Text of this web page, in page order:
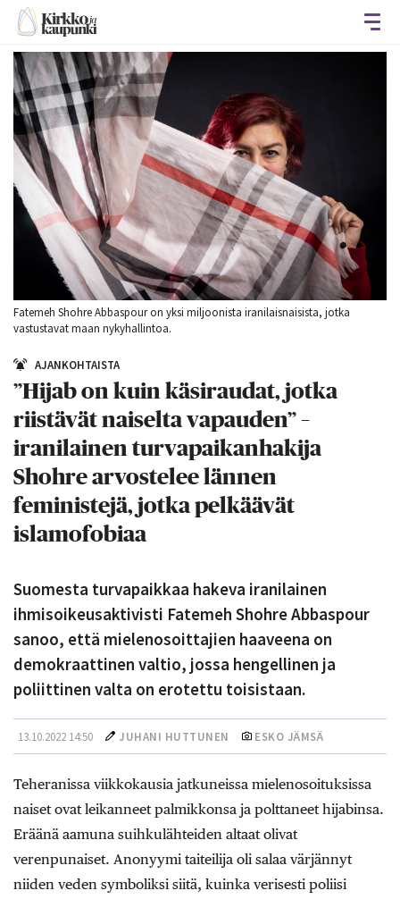
Fatemeh Shohre Abbaspour on yksi miljoonista iranilaisnaisista, jotka
vastustavat maan nykyhallintoa.
AJANKOHTAISTA
”Hijab on kuin käsiraudat, jotka
riistävät naiselta vapauden” –
iranilainen turvapaikanhakija
Shohre arvostelee lännen
feministejä, jotka pelkäävät
islamofobiaa
Suomesta turvapaikkaa hakeva iranilainen
ihmisoikeusaktivisti Fatemeh Shohre Abbaspour
sanoo, että mielenosoittajien haaveena on
demokraattinen valtio, jossa hengellinen ja
poliittinen valta on erotettu toisistaan.
13.10.2022 14:50 JUHANI HUTTUNEN ESKO JÄMSÄ
Teheranissa viikkokausia jatkuneissa mielenosoituksissa
naiset ovat leikanneet palmikkonsa ja polttaneet hijabinsa.
Eräänä aamuna suihkulähteiden altaat olivat
verenpunaiset. Anonyymi taiteilija oli salaa värjännyt
niiden veden symboliksi siitä, kuinka verisesti poliisi